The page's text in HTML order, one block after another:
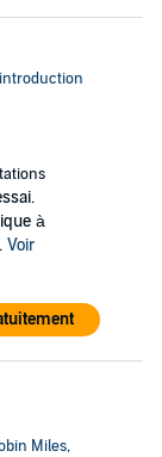
introduction
à
Voir
Miles,